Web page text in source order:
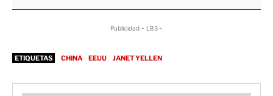
Publicidad - LB3 -
ETIQUETAS CHINA EEUU JANET YELLEN